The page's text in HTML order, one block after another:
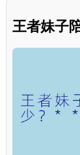
王者妹子